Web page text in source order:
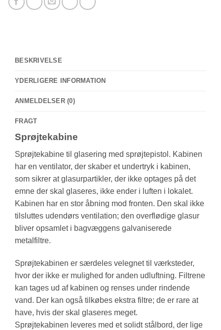
BESKRIVELSE
YDERLIGERE INFORMATION
ANMELDELSER (0)
FRAGT
Sprøjtekabine
Sprøjtekabine til glasering med sprøjtepistol. Kabinen
har en ventilator, der skaber et undertryk i kabinen,
som sikrer at glasurpartikler, der ikke optages på det
emne der skal glaseres, ikke ender i luften i lokalet.
Kabinen har en stor åbning mod fronten. Den skal ikke
tilsluttes udendørs ventilation; den overflødige glasur
bliver opsamlet i bagvæggens galvaniserede
metalfiltre.
Sprøjtekabinen er særdeles velegnet til værksteder,
hvor der ikke er mulighed for anden udluftning. Filtrene
kan tages ud af kabinen og renses under rindende
vand. Der kan også tilkøbes ekstra filtre; de er rare at
have, hvis der skal glaseres meget.
Sprøjtekabinen leveres med et solidt stålbord, der lige